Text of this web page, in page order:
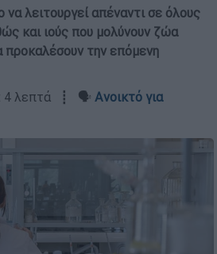
να λειτουργεί απέναντι σε όλους
και ιούς που μολύνουν ζώα
προκαλέσουν την επόμενη
4 λεπτά ┋ 🗣️ Ανοικτό για